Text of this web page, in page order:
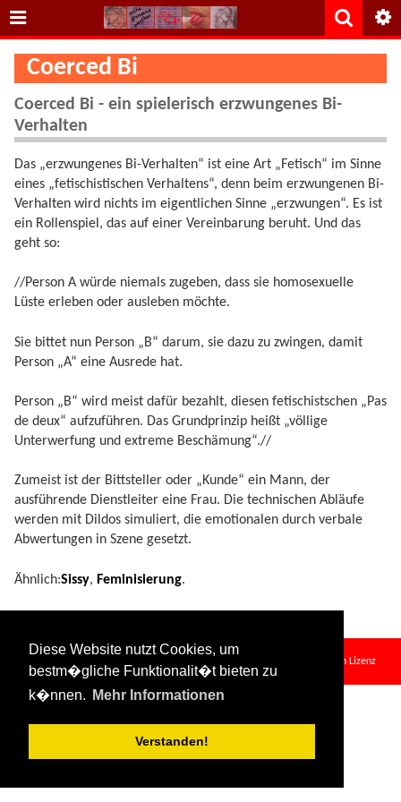
Diese Website nutzt Cookies, um
bestm�gliche Funktionalit�t bieten zu
k�nnen.
Mehr Informationen
Verstanden!
Coerced Bi
Coerced Bi - ein spielerisch erzwungenes Bi-
Verhalten
Das „erzwungenes Bi-Verhalten“ ist eine Art „Fetisch“ im Sinne
eines „fetischistischen Verhaltens“, denn beim erzwungenen Bi-
Verhalten wird nichts im eigentlichen Sinne „erzwungen“. Es ist
ein Rollenspiel, das auf einer Vereinbarung beruht. Und das
geht so:
//Person A würde niemals zugeben, dass sie homosexuelle
Lüste erleben oder ausleben möchte.
Sie bittet nun Person „B“ darum, sie dazu zu zwingen, damit
Person „A“ eine Ausrede hat.
Person „B“ wird meist dafür bezahlt, diesen fetischistschen „Pas
de deux“ aufzuführen. Das Grundprinzip heißt „völlige
Unterwerfung und extreme Beschämung“.//
Zumeist ist der Bittsteller oder „Kunde“ ein Mann, der
ausführende Dienstleiter eine Frau. Die technischen Abläufe
werden mit Dildos simuliert, die emotionalen durch verbale
Abwertungen in Szene gesetzt.
Ähnlich:Sissy, Feminisierung.
coerced_bi.txt· Zuletzt geändert:2024/08/11 09:34
Falls nicht anders bezeichnet, ist der Inhalt dieses Wikis unter der folgenden Lizenz
veröffentlicht:
CC Attribution-Share Alike 4.0 International